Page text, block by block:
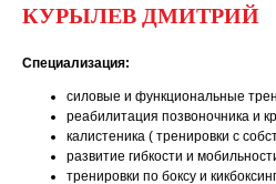
КУРЫЛЕВ ДМИТРИЙ
Специализация:
силовые и функциональные
реабилитация позвоночника и
калистеника ( тренировки с
развитие гибкости и
тренировки по боксу и